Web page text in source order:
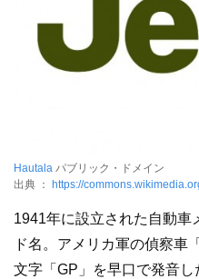
Hautala パブリック・ドメイン
出典 ：
https://
1941年に設立された自動車
ド名。アメリカ軍の偵察車
文字「GP」を早口で発音し